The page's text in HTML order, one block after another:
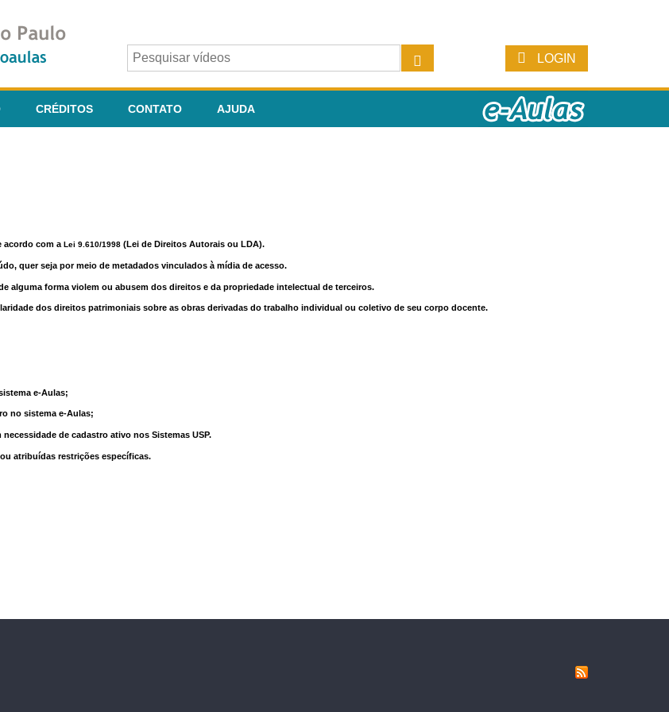
LOGIN
CRÉDITOS CONTATO AJUDA
acordo com a Lei 9.610/1998 (Lei de Direitos Autorais ou LDA).
quer seja por meio de metadados vinculados à mídia de acesso.
alguma forma violem ou abusem dos direitos e da propriedade intelectual de terceiros.
dos direitos patrimoniais sobre as obras derivadas do trabalho individual ou coletivo de seu corpo docente.
e-Aulas;
no sistema e-Aulas;
de cadastro ativo nos Sistemas USP.
atribuídas restrições específicas.